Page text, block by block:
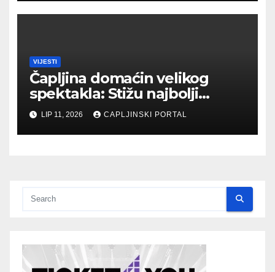
VIJESTI
Čapljina domaćin velikog
spektakla: Stižu najbolji
biciklisti Balkana
LIP 11, 2026 CAPLJINSKI PORTAL